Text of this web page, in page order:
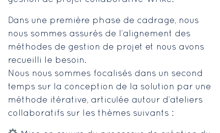
Dans une première phase de cadrage, nous
nous sommes assurés de l’alignement des
méthodes de gestion de projet et nous avons
recueilli le besoin.
Nous nous sommes focalisés dans un second
temps sur la conception de la solution par une
méthode itérative, articulée autour d’ateliers
collaboratifs sur les thèmes suivants :